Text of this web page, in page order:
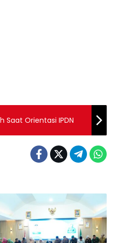
Saat Orientasi IPDN